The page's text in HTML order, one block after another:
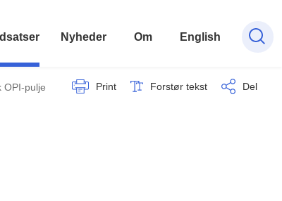
Nyheder Om English
OPI-pulje
Print Forstør tekst Del